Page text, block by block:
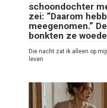
schoondochter
zei: “Daarom
meegenomen.”
bonkten ze
Die nacht zat ik alleen op
leven